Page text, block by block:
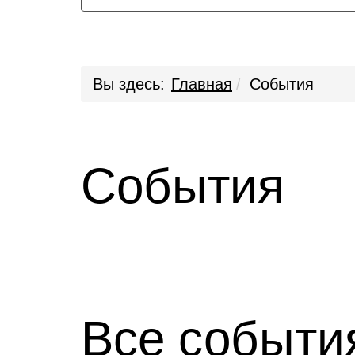
Вы здесь: Главная События
События
Все